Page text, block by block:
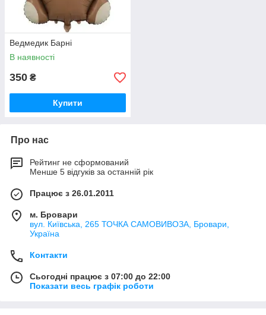
Ведмедик Барні
В наявності
350 ₴
Купити
Про нас
Рейтинг не сформований
Менше 5 відгуків за останній рік
Працює з 26.01.2011
м. Бровари
вул. Київська, 265 ТОЧКА САМОВИВОЗА, Бровари,
Україна
Контакти
Сьогодні працює з 07:00 до 22:00
Показати весь графік роботи